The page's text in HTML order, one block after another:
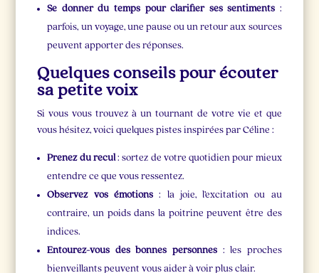
Se donner du temps pour clarifier ses sentiments :
parfois, un voyage, une pause ou un retour aux sources
peuvent apporter des réponses.
Quelques conseils pour écouter
sa petite voix
Si vous vous trouvez à un tournant de votre vie et que
vous hésitez, voici quelques pistes inspirées par Céline :
Prenez du recul : sortez de votre quotidien pour mieux
entendre ce que vous ressentez.
Observez vos émotions: la joie, l’excitation ou au
contraire, un poids dans la poitrine peuvent être des
indices.
Entourez-vous des bonnes personnes : les proches
bienveillants peuvent vous aider à voir plus clair.